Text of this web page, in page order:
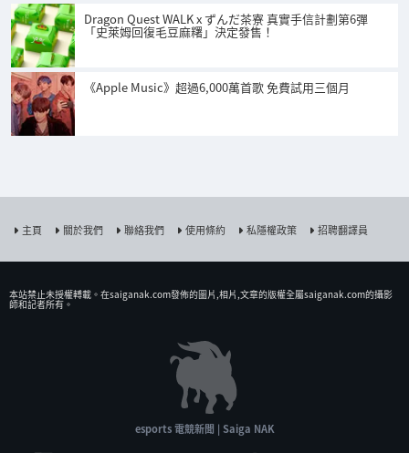
Dragon Quest WALK x ずんだ茶寮 真實手信計劃第6彈
「史萊姆回復毛豆麻糬」決定發售！
《Apple Music》超過6,000萬首歌 免費試用三個月
主頁 關於我們 聯絡我們 使用條約 私隱權政策 招聘翻譯員
本站禁止未授權𨍭載。在saiganak.com發佈的圖片,相片,文章的版權全屬saiganak.com的攝影
師和記者所有。
esports 電競新聞 | Saiga NAK